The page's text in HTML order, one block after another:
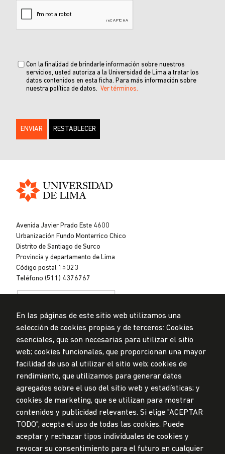
Con la finalidad de brindarle información sobre nuestros
servicios, usted autoriza a la Universidad de Lima a tratar los
datos contenidos en esta ficha. Para más información sobre
nuestra política de datos. Ver términos.
Lima
Avenida Javier Prado Este 4600
Urbanización Fundo Monterrico Chico
Distrito de Santiago de Surco
Provincia y departamento de Lima
Código postal 15023
Teléfono (511) 4376767
Privacidad de datos personales
Mesa de partes
© Universidad de Lima, 2024
Todos los derechos reservados
Diseñado porPartners
LA UNIVERSIDAD DE LIMA ES MIEMBRO DE
En las páginas de este sitio web utilizamos una
selección de cookies propias y de terceros: Cookies
esenciales, que son necesarias para utilizar el sitio
web; cookies funcionales, que proporcionan una mayor
facilidad de uso al utilizar el sitio web; cookies de
rendimiento, que utilizamos para generar datos
agregados sobre el uso del sitio web y estadísticas; y
cookies de marketing, que se utilizan para mostrar
contenidos y publicidad relevantes. Si elige "ACEPTAR
TODO", acepta el uso de todas las cookies. Puede
aceptar y rechazar tipos individuales de cookies y
revocar su consentimiento para el futuro en cualquier